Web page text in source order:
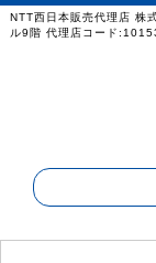
NTT西日本販売代理店 株式会社NEXT 東京都新宿区高田馬場4-40-11 高田馬場看山ビ
ル9階 代理店コード